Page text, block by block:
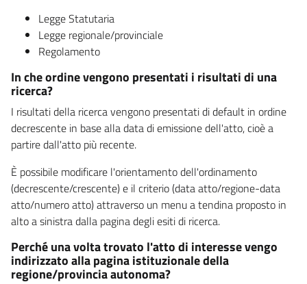
Legge Statutaria
Legge regionale/provinciale
Regolamento
In che ordine vengono presentati i risultati di una
ricerca?
I risultati della ricerca vengono presentati di default in ordine
decrescente in base alla data di emissione dell'atto, cioè a
partire dall'atto più recente.
È possibile modificare l'orientamento dell'ordinamento
(decrescente/crescente) e il criterio (data atto/regione-data
atto/numero atto) attraverso un menu a tendina proposto in
alto a sinistra dalla pagina degli esiti di ricerca.
Perché una volta trovato l'atto di interesse vengo
indirizzato alla pagina istituzionale della
regione/provincia autonoma?